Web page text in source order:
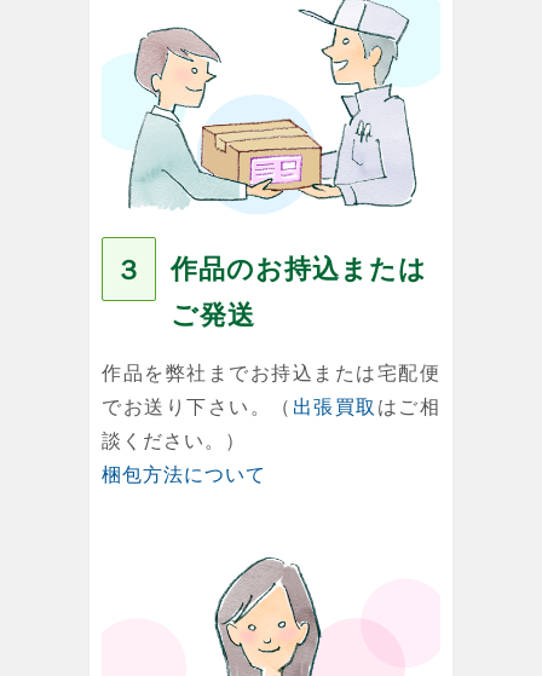
３
作品のお持込または
ご発送
作品を弊社までお持込または宅配便
でお送り下さい。（ 出張買取 はご相
談ください。）
梱包方法について